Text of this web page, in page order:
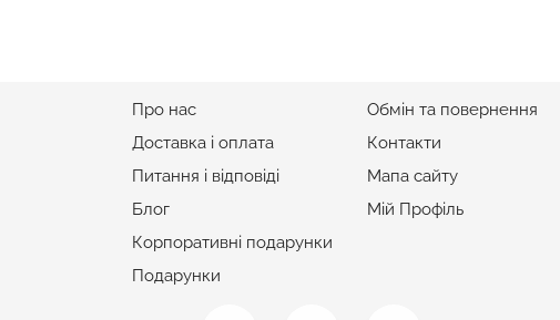
Про нас
Доставка і оплата
Питання і відповіді
Блог
Корпоративні подарунки
Подарунки
Обмін та повернення
Контакти
Мапа сайту
Мій Профіль